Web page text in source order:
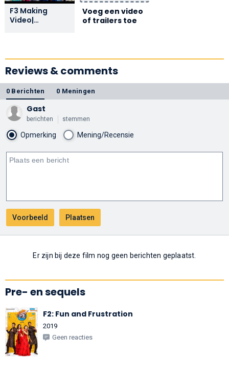
F3 Making
Video|
Dil Raju
Voeg een video
of trailers toe
Reviews & comments
0 Berichten 0 Meningen
Gast
berichten stemmen
Opmerking Mening/Recensie
Er zijn bij deze film nog geen berichten geplaatst.
Pre- en sequels
F2: Fun and Frustration
2019
Geen reacties